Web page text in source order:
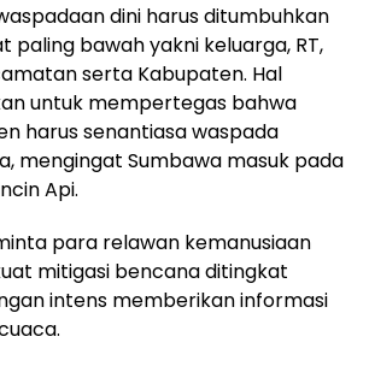
dini harus ditumbuhkan
paling bawah yakni keluarga, RT,
serta Kabupaten. Hal
untuk mempertegas bahwa
harus senantiasa waspada
mengingat Sumbawa masuk pada
Api.
para relawan kemanusiaan
mitigasi bencana ditingkat
intens memberikan informasi